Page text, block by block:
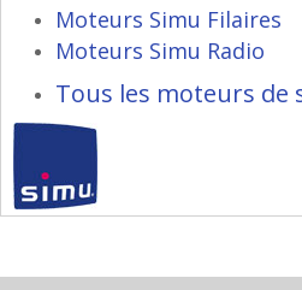
Moteurs Simu Filaires
Moteurs Simu Radio
Tous les moteurs de